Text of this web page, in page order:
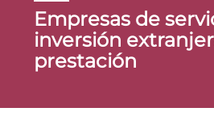
Empresas de
inversión
prestación